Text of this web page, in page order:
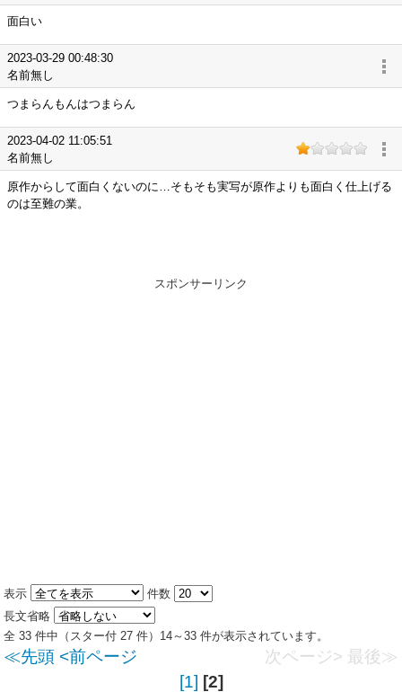
面白い
2023-03-29 00:48:30
名前無し
つまらんもんはつまらん
2023-04-02 11:05:51
名前無し
原作からして面白くないのに…そもそも実写が原作よりも面白く仕上げる
のは至難の業。
スポンサーリンク
表示
件数
長文省略
全 33 件中（スター付 27 件）14～33 件が表示されています。
≪先頭 <前ページ 次ページ> 最後≫
[1] [2]